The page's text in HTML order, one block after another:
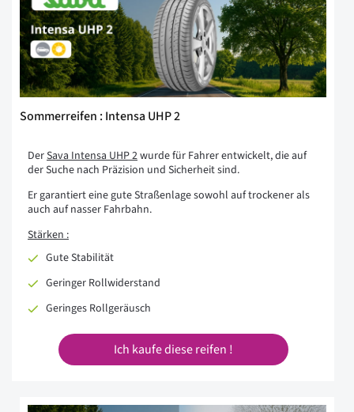
Sommerreifen : Intensa UHP 2
DerSava Intensa UHP 2wurde für Fahrer entwickelt, die auf
der Suche nach Präzision und Sicherheit sind.
Er garantiert eine gute Straßenlage sowohl auf trockener als
auch auf nasser Fahrbahn.
Stärken :
Gute Stabilität
Geringer Rollwiderstand
Geringes Rollgeräusch
Ich kaufe diese reifen !